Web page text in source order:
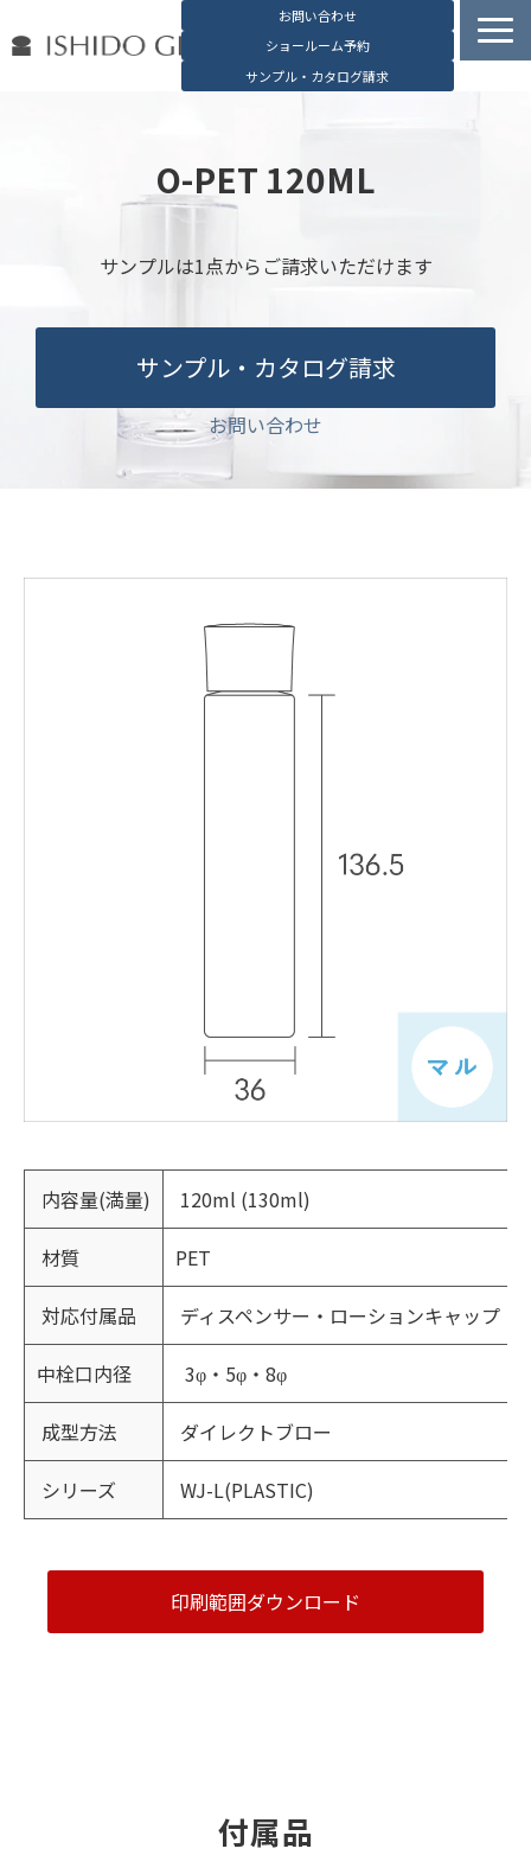
お問い合わせ
ショールーム予約
サンプル・カタログ請求
石堂硝子の特長
お役立ち資料
ブログ
会社概要
English
O-PET 120ML
サンプルは1点からご請求いただけます
サンプル・カタログ請求
お問い合わせ
内容量(満量) 120ml (130ml)
材質 PET
対応付属品 ディスペンサー・ローションキャップ
中栓口内径 3φ・5φ・8φ
成型方法 ダイレクトブロー
シリーズ WJ-L(PLASTIC)
印刷範囲ダウンロード
付属品